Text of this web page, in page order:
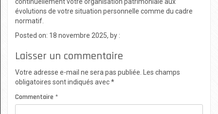
évolutions de votre situation personnelle comme du cadre
normatif.
Posted on: 18 novembre 2025, by :
Laisser un commentaire
Votre adresse e-mail ne sera pas publiée.
Les champs
obligatoires sont indiqués avec*
Commentaire *